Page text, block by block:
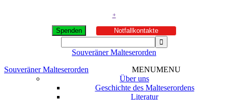
+
Spenden Notfallkontakte
Souveräner Malteserorden
Souveräner Malteserorden
MENUMENU
Über uns
Geschichte des Malteserordens
Literatur